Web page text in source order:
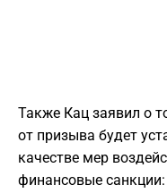
Также Кац заявил о
от призыва будет
качестве мер
финансовые